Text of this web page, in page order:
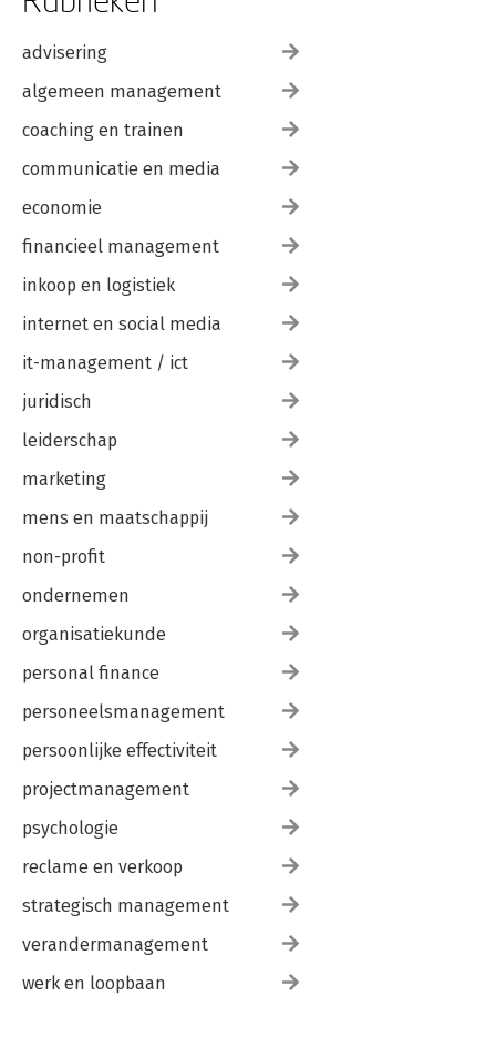
advisering
algemeen management
coaching en trainen
communicatie en media
economie
financieel management
inkoop en logistiek
internet en social media
it-management / ict
juridisch
leiderschap
marketing
mens en maatschappij
non-profit
ondernemen
organisatiekunde
personal finance
personeelsmanagement
persoonlijke effectiviteit
projectmanagement
psychologie
reclame en verkoop
strategisch management
verandermanagement
werk en loopbaan